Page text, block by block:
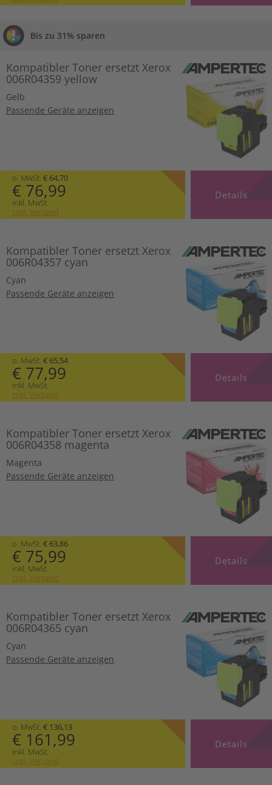
Bis zu 31% sparen
Kompatibler Toner ersetzt Xerox
006R04359 yellow
Gelb
Passende Geräte anzeigen
o. MwSt. € 64,70
€ 76,99
inkl. MwSt.
zzgl. Versand
Details
Kompatibler Toner ersetzt Xerox
006R04357 cyan
Cyan
Passende Geräte anzeigen
o. MwSt. € 65,54
€ 77,99
inkl. MwSt.
zzgl. Versand
Details
Kompatibler Toner ersetzt Xerox
006R04358 magenta
Magenta
Passende Geräte anzeigen
o. MwSt. € 63,86
€ 75,99
inkl. MwSt.
zzgl. Versand
Details
Kompatibler Toner ersetzt Xerox
006R04365 cyan
Cyan
Passende Geräte anzeigen
o. MwSt. € 136,13
€ 161,99
inkl. MwSt.
zzgl. Versand
Details